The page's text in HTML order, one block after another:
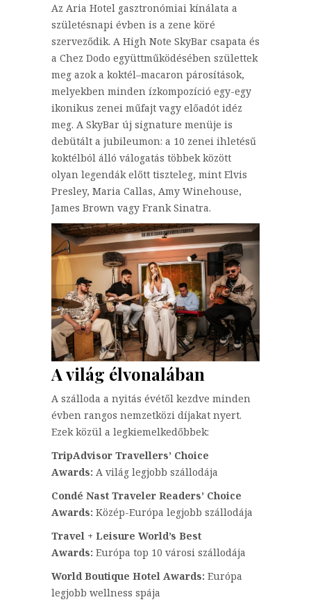
Az Aria Hotel gasztronómiai kínálata a
születésnapi évben is a zene köré
szerveződik. A High Note SkyBar csapata és
a Chez Dodo együttműködésében születtek
meg azok a koktél–macaron párosítások,
melyekben minden ízkompozíció egy-egy
ikonikus zenei műfajt vagy előadót idéz
meg. A SkyBar új signature menüje is
debütált a jubileumon: a 10 zenei ihletésű
koktélból álló válogatás többek között
olyan legendák előtt tiszteleg, mint Elvis
Presley, Maria Callas, Amy Winehouse,
James Brown vagy Frank Sinatra.
A világ élvonalában
A szálloda a nyitás évétől kezdve minden
évben rangos nemzetközi díjakat nyert.
Ezek közül a legkiemelkedőbbek:
TripAdvisor Travellers’ Choice
Awards: A világ legjobb szállodája
Condé Nast Traveler Readers’ Choice
Awards: Közép-Európa legjobb szállodája
Travel + Leisure World’s Best
Awards: Európa top 10 városi szállodája
World Boutique Hotel Awards: Európa
legjobb wellness spája